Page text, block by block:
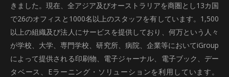
きました。現在、全アジア及びオーストラリアを商圏とし13カ国
で26のオフィスと1000名以上のスタッフを有しています。1,500
以上の組織及び法人にサービスを提供しており、何万という人々
が学校、大学、専門学校、研究所、病院、企業等においてiGroup
によって提供される印刷物、電子ジャーナル、電子ブック、デー
タベース、Eラーニング・ソリューションを利用しています。